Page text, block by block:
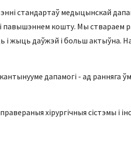
стандартаў медыцынскай
павышэннем кошту. Мы ствараем
і жыць даўжэй і больш актыўна.
дапамогі - ад ранняга
хірургічныя сістэмы і